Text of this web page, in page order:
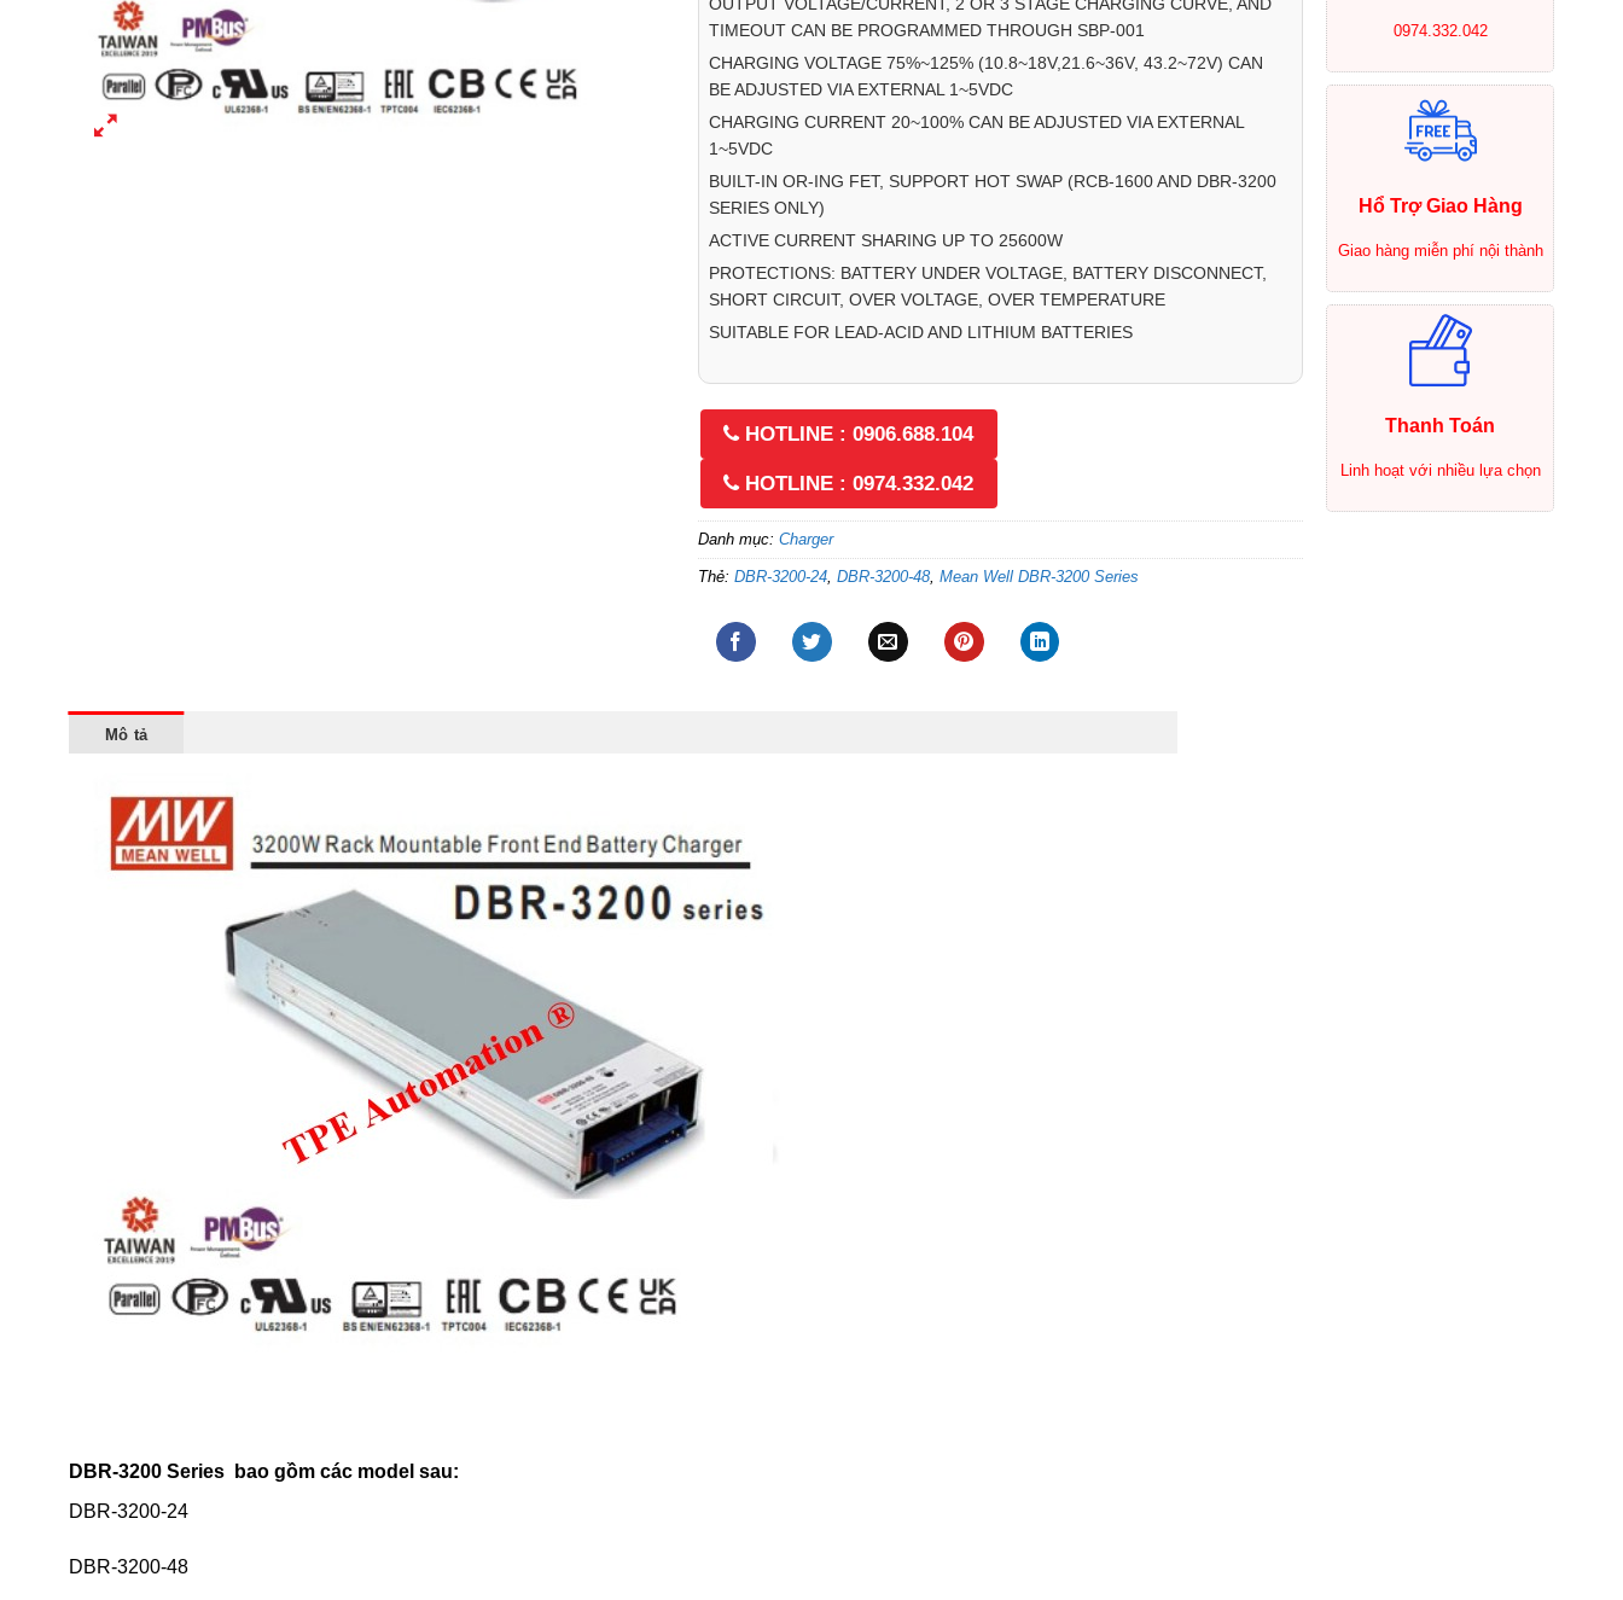
TIMEOUT CAN BE PROGRAMMED THROUGH SBP-001
CHARGING VOLTAGE 75%~125% (10.8~18V,21.6~36V, 43.2~72V) CAN
BE ADJUSTED VIA EXTERNAL 1~5VDC
CHARGING CURRENT 20~100% CAN BE ADJUSTED VIA EXTERNAL
1~5VDC
BUILT-IN OR-ING FET, SUPPORT HOT SWAP (RCB-1600 AND DBR-3200
SERIES ONLY)
ACTIVE CURRENT SHARING UP TO 25600W
PROTECTIONS: BATTERY UNDER VOLTAGE, BATTERY DISCONNECT,
SHORT CIRCUIT, OVER VOLTAGE, OVER TEMPERATURE
SUITABLE FOR LEAD-ACID AND LITHIUM BATTERIES
HOTLINE : 0906.688.104
HOTLINE : 0974.332.042
Danh mục: Charger
Thẻ: DBR-3200-24, DBR-3200-48, Mean Well DBR-3200 Series
0974.332.042
Hổ Trợ Giao Hàng
Giao hàng miễn phí nội thành
Thanh Toán
Linh hoạt với nhiều lựa chọn
Mô tả
DBR-3200 Series bao gồm các model sau:
DBR-3200-24
DBR-3200-48